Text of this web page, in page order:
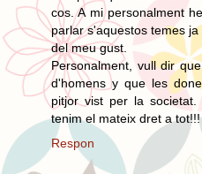
cos. A mi personalment
parlar s'aquestos temes
del meu gust.
Personalment, vull dir
d'homens y que les
pitjor vist per la
tenim el mateix dret a tot!!!
Respon